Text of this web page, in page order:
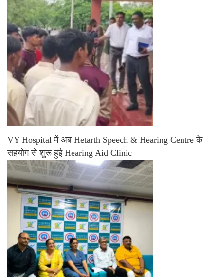
VY Hospital में अब Hetarth Speech & Hearing Centre के
सहयोग से शुरू हुई Hearing Aid Clinic